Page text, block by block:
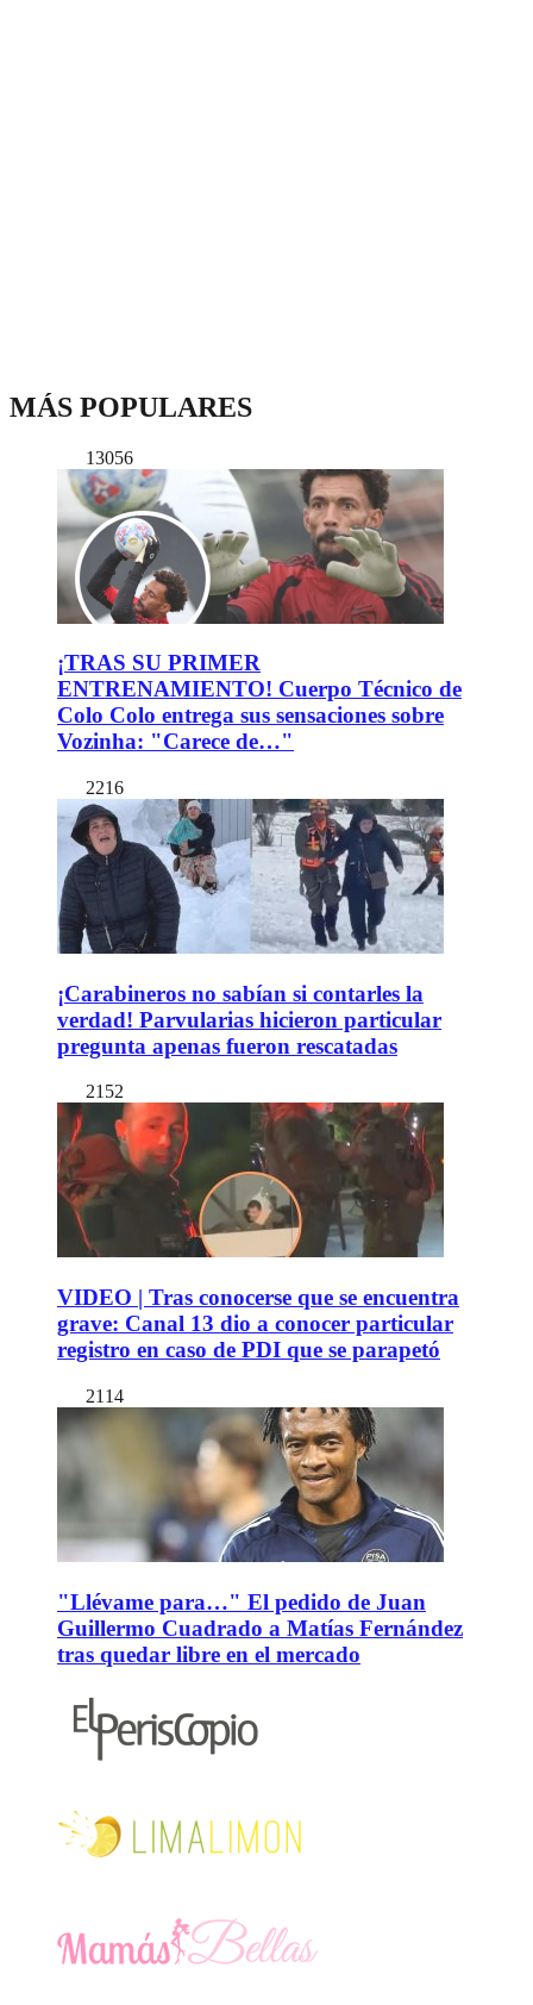
MÁS POPULARES
13056
¡TRAS SU PRIMER
ENTRENAMIENTO! Cuerpo Técnico de
Colo Colo entrega sus sensaciones sobre
Vozinha: "Carece de…"
2216
¡Carabineros no sabían si contarles la
verdad! Parvularias hicieron particular
pregunta apenas fueron rescatadas
2152
VIDEO | Tras conocerse que se encuentra
grave: Canal 13 dio a conocer particular
registro en caso de PDI que se parapetó
2114
"Llévame para…" El pedido de Juan
Guillermo Cuadrado a Matías Fernández
tras quedar libre en el mercado